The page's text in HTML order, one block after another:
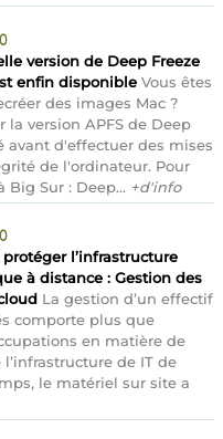
version de Deep Freeze
enfin disponible Vous êtes
des images Mac ?
la version APFS de Deep
avant d'effectuer des mises
de l'ordinateur. Pour
Big Sur : Deep... +d'info
l’infrastructure
à distance : Gestion des
La gestion d’un effectif
comporte plus que
en matière de
de IT de
le matériel sur site a